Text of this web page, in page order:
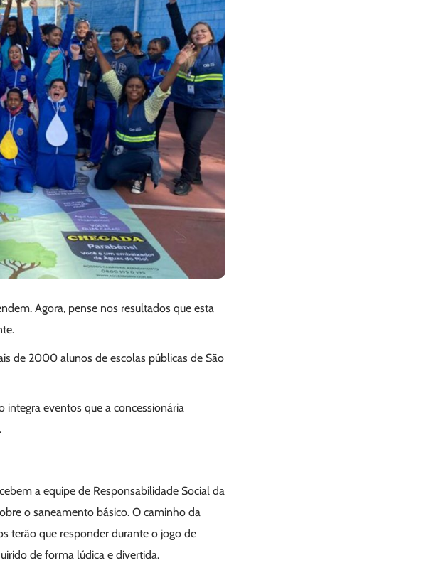
Agora, pense nos resultados que esta
de 2000 alunos de escolas públicas de São
integra eventos que a concessionária
.
a equipe de Responsabilidade Social da
o saneamento básico. O caminho da
terão que responder durante o jogo de
de forma lúdica e divertida.